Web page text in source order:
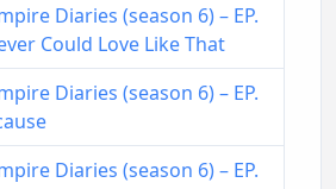
Diaries (season 6) – EP.
Could Love Like That
Diaries (season 6) – EP.
Diaries (season 6) – EP.